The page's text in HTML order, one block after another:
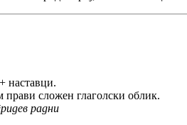
наставци.
сложен глаголски облик.
радни